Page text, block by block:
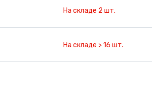
На складе 2 шт.
На складе > 16 шт.